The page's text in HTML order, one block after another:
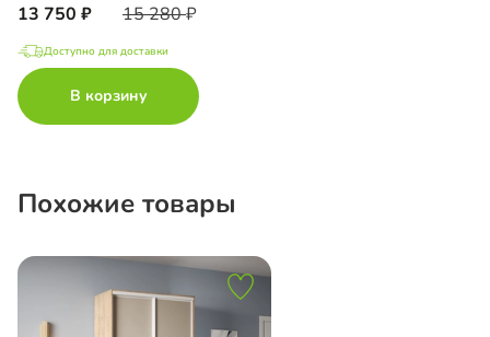
13 750 15 280
Доступно для доставки
В корзину
Похожие товары